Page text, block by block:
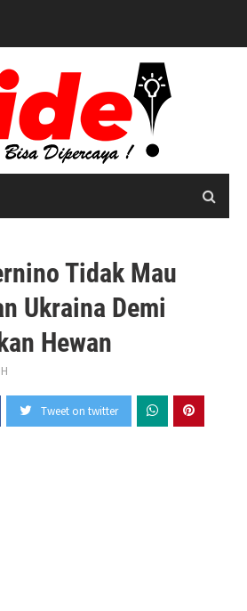
Tidak Mau
Ukraina Demi
Hewan
Tweet on twitter